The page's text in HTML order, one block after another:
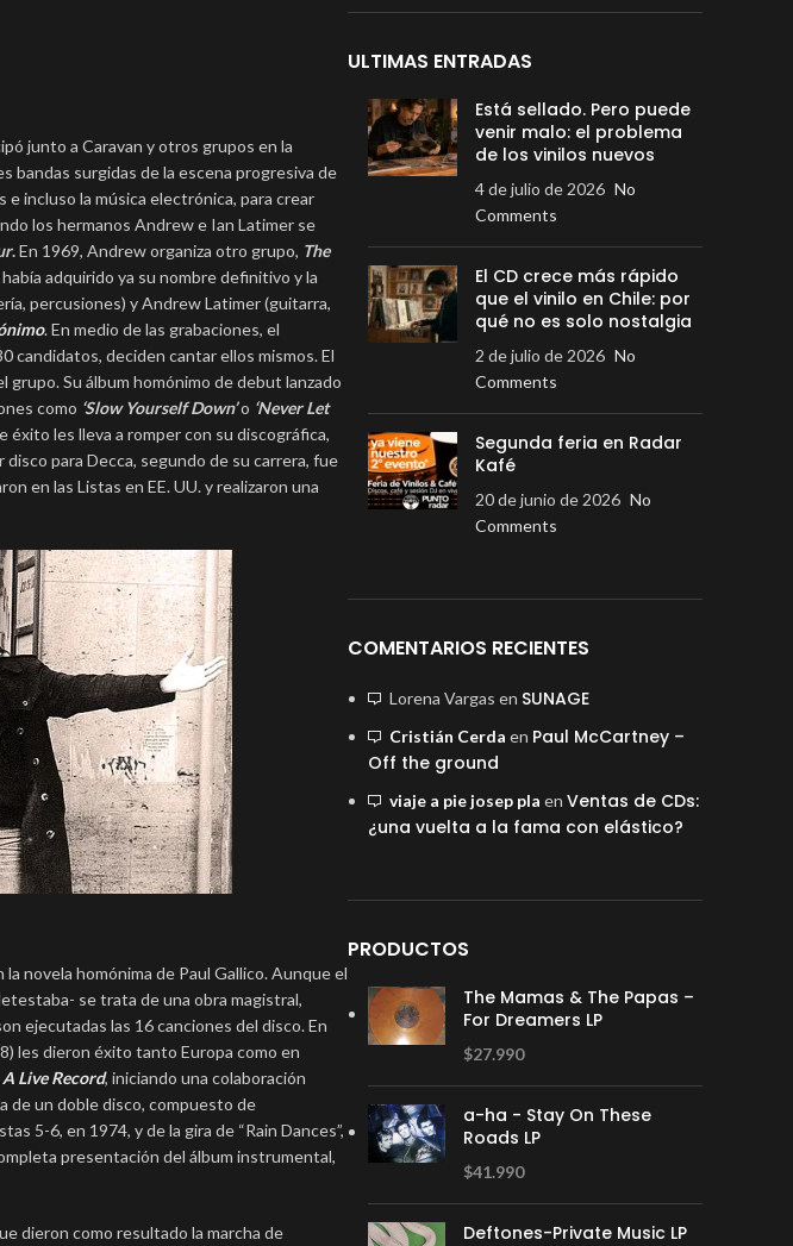
junto a Caravan y otros grupos en la
bandas surgidas de la escena progresiva de
e incluso la música electrónica, para crear
los hermanos Andrew e Ian Latimer se
.En 1969, Andrew organiza otro grupo, The
adquirido ya su nombre definitivo y la
percusiones) y Andrew Latimer (guitarra,
. En medio de las grabaciones, el
candidatos, deciden cantar ellos mismos. El
Su álbum homónimo de debut lanzado
como ‘Slow Yourself Down’o ‘Never Let
les lleva a romper con su discográfica,
para Decca, segundo de su carrera, fue
en las Listas en EE. UU. y realizaron una
novela homónima de Paul Gallico. Aunque el
se trata de una obra magistral,
ejecutadas las 16 canciones del disco. En
les dieron éxito tanto Europa como en
Live Record, iniciando una colaboración
de un doble disco, compuesto de
5-6, en 1974, y de la gira de “Rain Dances”,
presentación del álbum instrumental,
dieron como resultado la marcha de
ULTIMAS ENTRADAS
Está sellado. Pero puede
venir malo: el problema
de los vinilos nuevos
4 de julio de 2026 No
Comments
El CD crece más rápido
que el vinilo en Chile: por
qué no es solo nostalgia
2 de julio de 2026 No
Comments
Segunda feria en Radar
Kafé
20 de junio de 2026 No
Comments
COMENTARIOS RECIENTES
Lorena Vargas en SUNAGE
Cristián Cerda en Paul McCartney –
Off the ground
viaje a pie josep pla en Ventas de CDs:
¿una vuelta a la fama con elástico?
PRODUCTOS
The Mamas & The Papas –
For Dreamers LP
$27.990
a-ha - Stay On These
Roads LP
$41.990
Deftones-Private Music LP